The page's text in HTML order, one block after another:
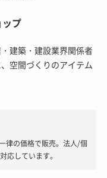
プ
建築・建設業界関係者
空間づくりのアイテム
律の価格で販売。法人/個
応しています。